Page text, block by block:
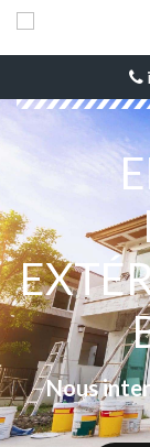
Nous